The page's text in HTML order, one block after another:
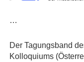
…
Der Tagungsband
Kolloquiums